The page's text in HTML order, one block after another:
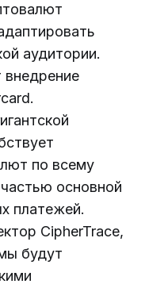
аудитории.
по всему
основной
платежей.
CipherTrace,
будут